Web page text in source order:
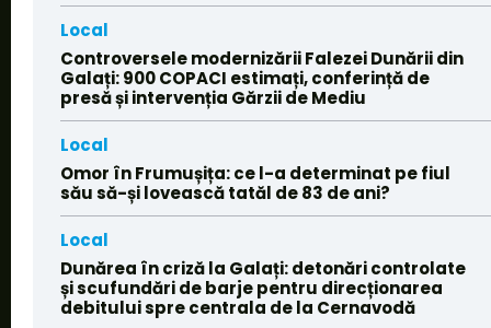
Local
Controversele modernizării Falezei Dunării din
Galați: 900 COPACI estimați, conferință de
presă și intervenția Gărzii de Mediu
Local
Omor în Frumușița: ce l-a determinat pe fiul
său să-și lovească tatăl de 83 de ani?
Local
Dunărea în criză la Galați: detonări controlate
și scufundări de barje pentru direcționarea
debitului spre centrala de la Cernavodă